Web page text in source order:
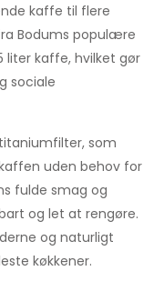
kaffe til flere
Bodums populære
liter kaffe, hvilket gør
sociale
som
uden behov for
fulde smag og
og let at rengøre.
og naturligt
køkkener.